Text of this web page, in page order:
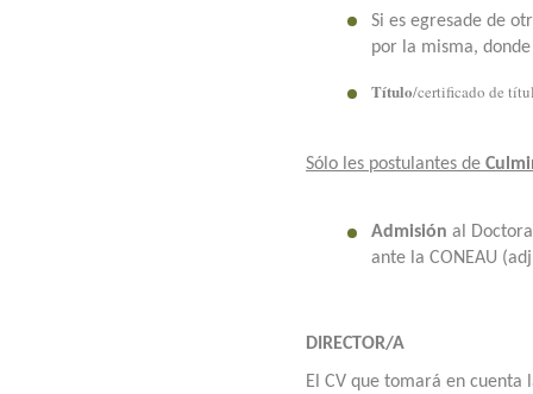
Si es egresade de
por la misma,
Título/certificado de
Sólo les postulantes de
Admisión al
ante la CONEAU
DIRECTOR/A
El CV que tomará en cuenta